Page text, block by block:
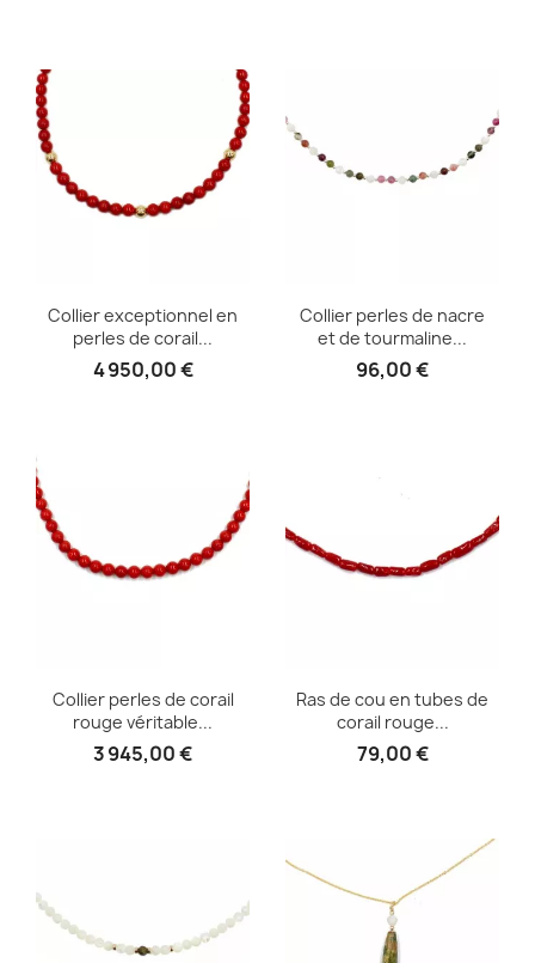
Collier exceptionnel en
perles de corail...
4 950,00 €
Collier perles de nacre
et de tourmaline...
96,00 €
Collier perles de corail
rouge véritable...
3 945,00 €
Ras de cou en tubes de
corail rouge...
79,00 €